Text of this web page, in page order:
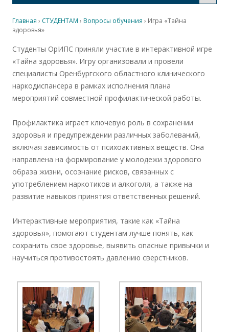
Главная › СТУДЕНТАМ › Вопросы обучения › Игра «Тайна
здоровья»
Студенты ОрИПС приняли участие в интерактивной игре
«Тайна здоровья». Игру организовали и провели
специалисты Оренбургского областного клинического
наркодиспансера в рамках исполнения плана
мероприятий совместной профилактической работы.
Профилактика играет ключевую роль в сохранении
здоровья и предупреждении различных заболеваний,
включая зависимость от психоактивных веществ. Она
направлена на формирование у молодежи здорового
образа жизни, осознание рисков, связанных с
употреблением наркотиков и алкоголя, а также на
развитие навыков принятия ответственных решений.
Интерактивные мероприятия, такие как «Тайна
здоровья», помогают студентам лучше понять, как
сохранить свое здоровье, выявить опасные привычки и
научиться противостоять давлению сверстников.